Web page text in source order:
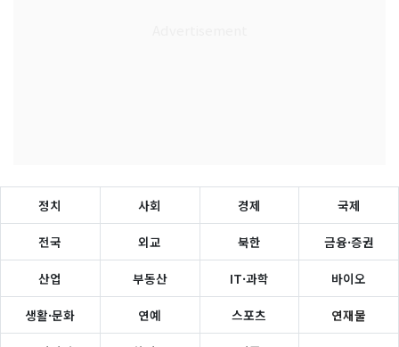
정치 사회 경제 국제
전국 외교 북한 금융·증권
산업 부동산 IT·과학 바이오
생활·문화 연예 스포츠 연재물